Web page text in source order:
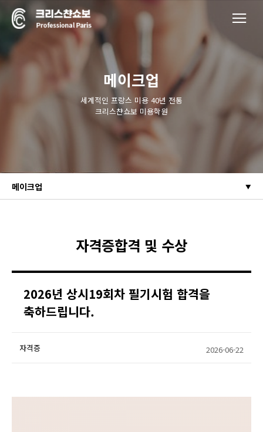
메이크업
세계적인 프랑스 미용 40년 전통
크리스챤쇼보 미용학원
메이크업
자격증합격 및 수상
2026년 상시19회차 필기시험 합격을
축하드립니다.
자격증 2026-06-22